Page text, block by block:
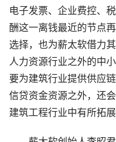
电子发票、企业费控、
酬这一离钱最近的节点
选择，也为薪太软借力
人力资源行业之外的中
要为建筑行业提供供应
信贷资金资源之外，还
建筑工程行业中有所拓展